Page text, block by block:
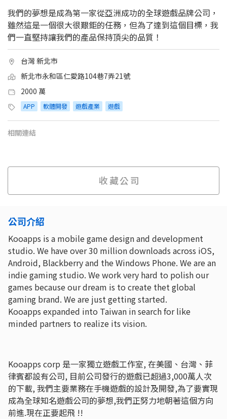
我們的夢想是成為第一家從亞洲成功的全球遊戲品牌公司，
雖然這是一個很大很艱鉅的任務，但為了達到這個目標，我
們一直堅持讓我們的產品保持頂尖的品質！
台灣 新北市
新北市永和區仁愛路104巷7弄21號
2000 萬
APP 軟體開發 遊戲產業 遊戲
相關連結
收藏公司
公司介紹
Kooapps is a mobile game design and development
studio. We have over 30 million downloads across iOS,
Android, Blackberry and the Windows Phone. We are an
indie gaming studio. We work very hard to polish our
games because our dream is to create thet global
gaming brand. We are just getting started.
Kooapps expanded into Taiwan in search for like
minded partners to realize its vision.
Kooapps corp 是一家獨立遊戲工作室, 在美國、台灣、菲
律賓都設有公司, 目前公司發行的遊戲已超過3,000萬人次
的下載, 我們主要業務在手機遊戲的設計及開發,為了要實現
成為全球知名遊戲公司的夢想,我們正努力地朝著這個方向
前進.現在正要起飛 !!